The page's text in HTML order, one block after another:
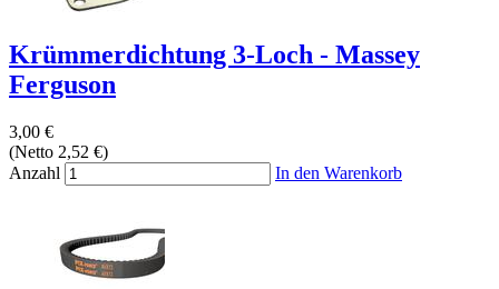
Krümmerdichtung 3-Loch - Massey
Ferguson
3,00 €
(Netto 2,52 €)
Anzahl
In den Warenkorb